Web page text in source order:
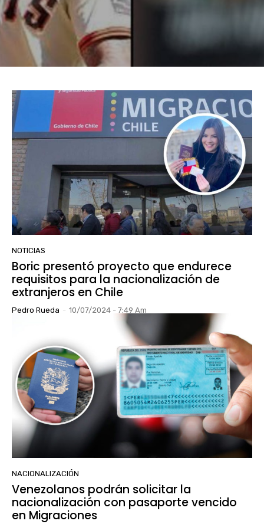
NOTICIAS
Boric presentó proyecto que endurece
requisitos para la nacionalización de
extranjeros en Chile
Pedro Rueda - 10/07/2024 - 7:49 Am
NACIONALIZACIÓN
Venezolanos podrán solicitar la
nacionalización con pasaporte vencido
en Migraciones